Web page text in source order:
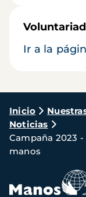
Ir a la
Ruta
de
Inicio
Noticias
Campaña 2023
manos